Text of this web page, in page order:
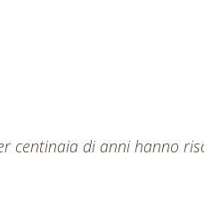
centinaia di anni hanno